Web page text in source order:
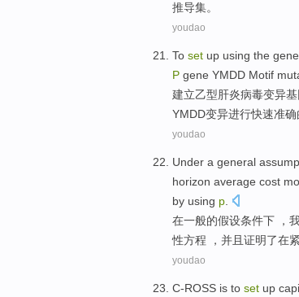
推导集。
youdao
To set up using the gene
P gene YMDD Motif
建立乙型肝炎病毒变异基
YMDD变异进行快速准确
youdao
Under a general
horizon average cost
by using p
在一般的假设条件下 ，
性方程 ， 并且 证明了在
youdao
C-ROSS is to set up